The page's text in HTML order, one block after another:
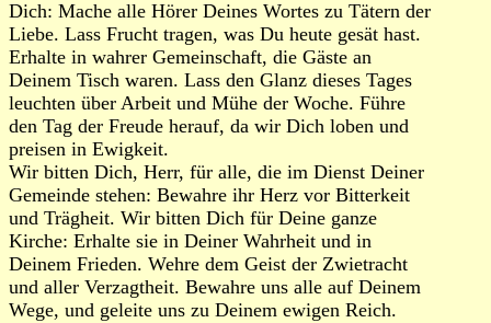
Dich: Mache alle Hörer Deines Wortes zu Tätern der
Liebe. Lass Frucht tragen, was Du heute gesät hast.
Erhalte in wahrer Gemeinschaft, die Gäste an
Deinem Tisch waren. Lass den Glanz dieses Tages
leuchten über Arbeit und Mühe der Woche. Führe
den Tag der Freude herauf, da wir Dich loben und
preisen in Ewigkeit.
Wir bitten Dich, Herr, für alle, die im Dienst Deiner
Gemeinde stehen: Bewahre ihr Herz vor Bitterkeit
und Trägheit. Wir bitten Dich für Deine ganze
Kirche: Erhalte sie in Deiner Wahrheit und in
Deinem Frieden. Wehre dem Geist der Zwietracht
und aller Verzagtheit. Bewahre uns alle auf Deinem
Wege, und geleite uns zu Deinem ewigen Reich.